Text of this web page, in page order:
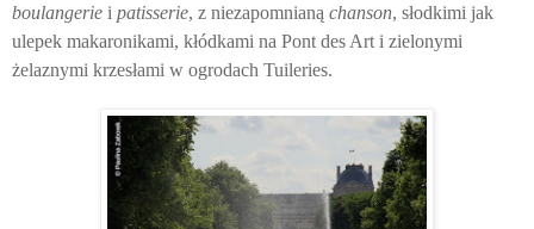
boulangerie i patisserie, z niezapomnianą chanson, słodkimi jak
ulepek makaronikami, kłódkami na Pont des Art i zielonymi
żelaznymi krzesłami w ogrodach Tuileries.